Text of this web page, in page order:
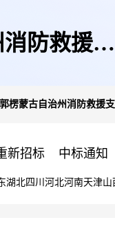
防救援支
楞蒙古自治州消防救援
新招标 中标通知
湖北四川 河北河南天津山